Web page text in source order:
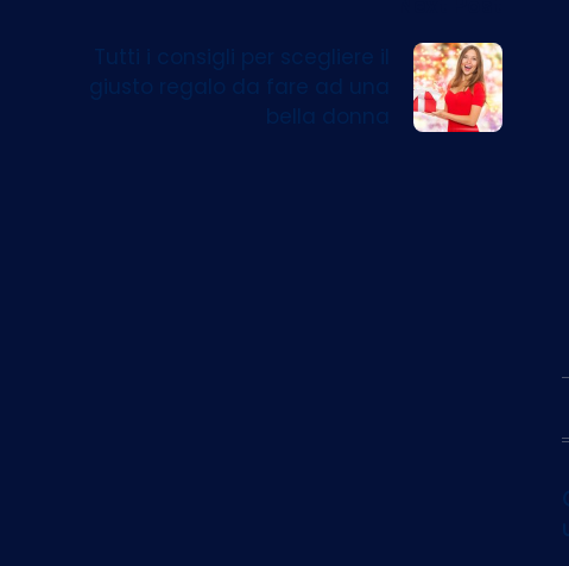
Tutti i consigli per scegliere il
giusto regalo da fare ad una
bella donna